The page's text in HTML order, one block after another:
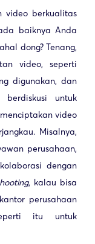
video berkualitas
baiknya Anda
dong? Tenang,
video, seperti
digunakan, dan
untuk
video
Misalnya,
perusahaan,
dengan
, kalau bisa
perusahaan
itu untuk